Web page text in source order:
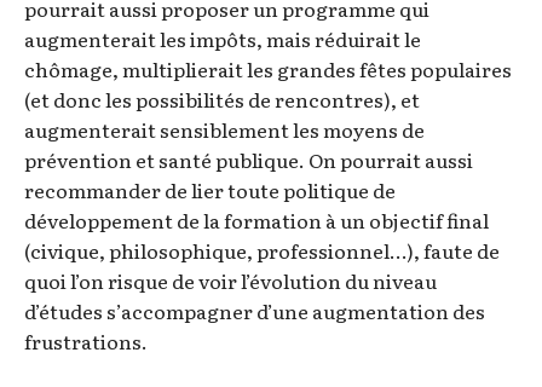
pourrait aussi proposer un programme qui
augmenterait les impôts, mais réduirait le
chômage, multiplierait les grandes fêtes populaires
(et donc les possibilités de rencontres), et
augmenterait sensiblement les moyens de
prévention et santé publique. On pourrait aussi
recommander de lier toute politique de
développement de la formation à un objectif final
(civique, philosophique, professionnel…), faute de
quoi l’on risque de voir l’évolution du niveau
d’études s’accompagner d’une augmentation des
frustrations.